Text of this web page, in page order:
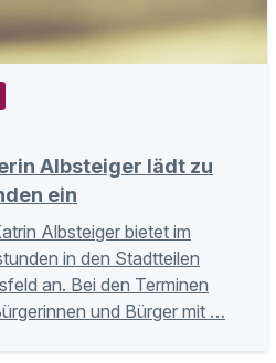
Albsteiger lädt zu
ein
Albsteiger bietet im
in den Stadtteilen
an. Bei den Terminen
und Bürger mit …